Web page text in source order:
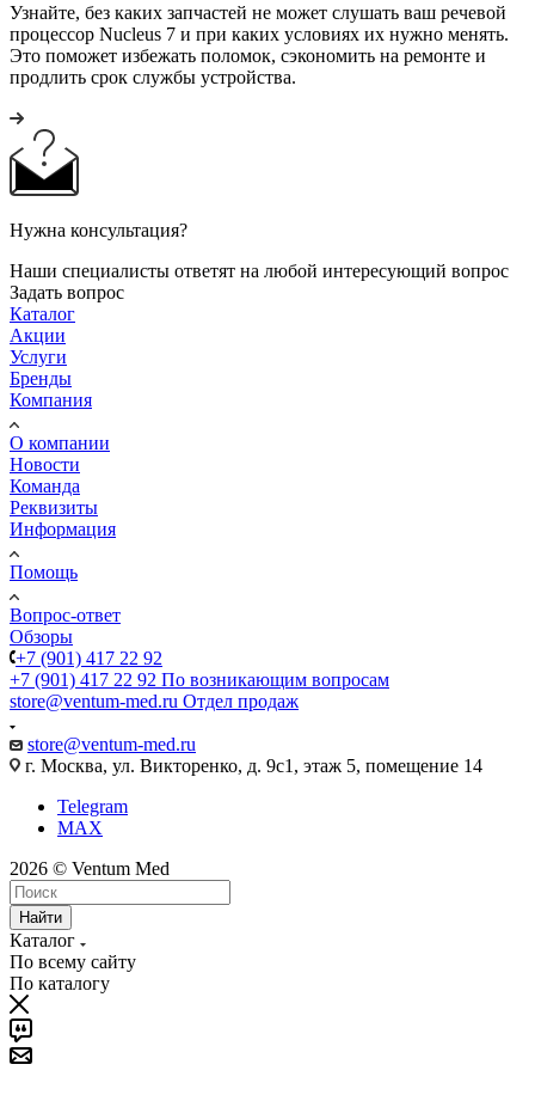
Узнайте, без каких запчастей не может слушать ваш речевой
процессор Nucleus 7 и при каких условиях их нужно менять.
Это поможет избежать поломок, сэкономить на ремонте и
продлить срок службы устройства.
Нужна консультация?
Наши специалисты ответят на любой интересующий вопрос
Задать вопрос
Каталог
Акции
Услуги
Бренды
Компания
О компании
Новости
Команда
Реквизиты
Информация
Помощь
Вопрос-ответ
Обзоры
+7 (901) 417 22 92
+7 (901) 417 22 92 По возникающим вопросам
store@ventum-med.ru Отдел продаж
store@ventum-med.ru
г. Москва, ул. Викторенко, д. 9с1, этаж 5, помещение 14
Telegram
MAX
2026 © Ventum Med
Найти
Каталог
По всему сайту
По каталогу